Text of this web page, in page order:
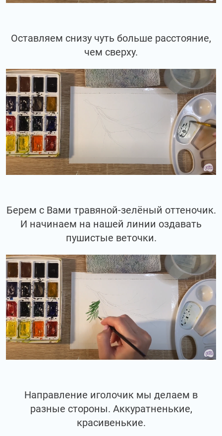
Оставляем снизу чуть больше расстояние,
чем сверху.
Берем с Вами травяной-зелёный оттеночик.
И начинаем на нашей линии оздавать
пушистые веточки.
Направление иголочик мы делаем в
разные стороны. Аккуратненькие,
красивенькие.